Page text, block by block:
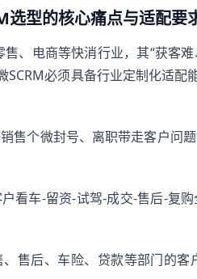
选型的核心痛点与适配要
、电商等快消行业，其“获客
SCRM必须具备行业定制化适
售个微封号、离职带走客户问
看车-留资-试驾-成交-售后-复
售后、车险、贷款等部门的